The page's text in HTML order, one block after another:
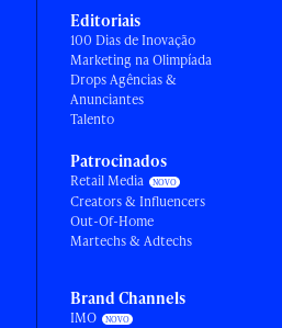
Editoriais
100 Dias de Inovação
Marketing na Olimpíada
Drops Agências &
Anunciantes
Talento
Patrocinados
Retail Media
Creators & Influencers
Out-Of-Home
Martechs & Adtechs
Brand Channels
IMO